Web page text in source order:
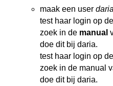
maak een user daria
test haar login op
zoek in de manual
doe dit bij daria.
test haar login op
zoek in de manual
doe dit bij daria.